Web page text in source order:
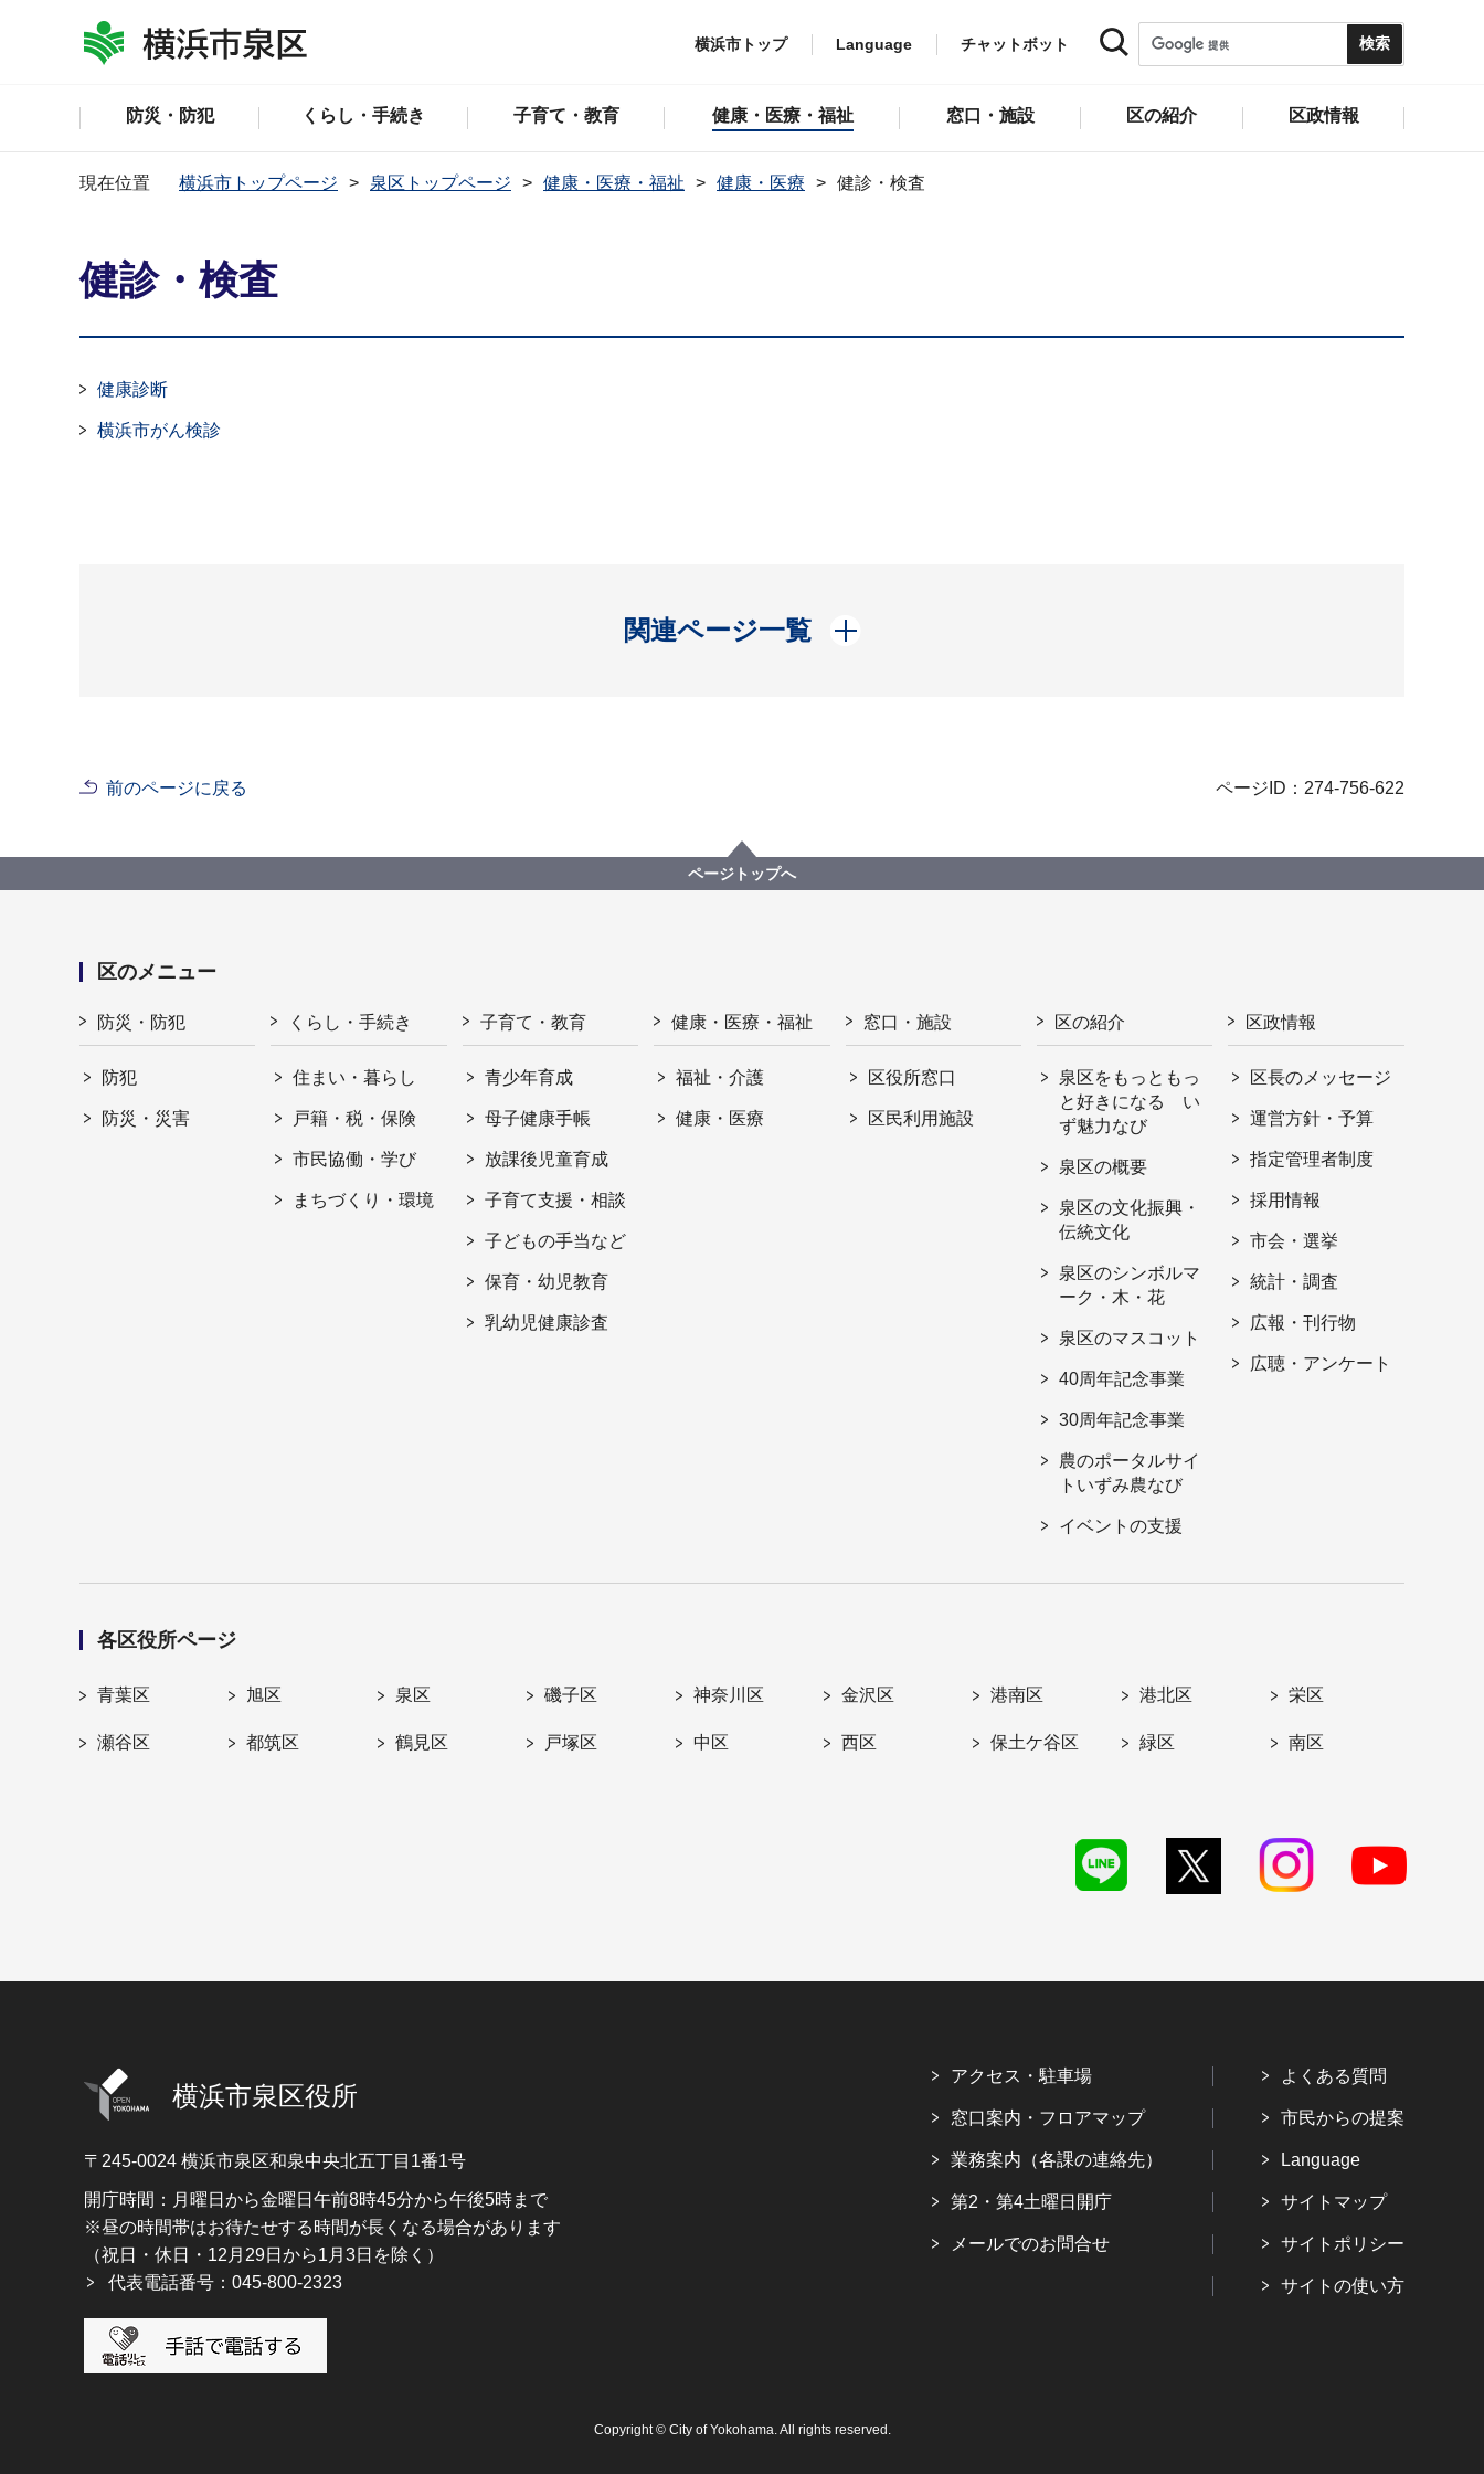
横浜市トップ Language チャットボット
防災・防犯 くらし・手続き 子育て・教育 健康・医療・福祉 窓口・施設 区の紹介 区政情報
現在位置 横浜市トップページ 泉区トップページ 健康・医療・福祉 健康・医療 健診・検査
健診・検査
健康診断
横浜市がん検診
関連ページ一覧
開く
前のページに戻る ページID：274-756-622
ページトップへ
区のメニュー
防災・防犯
防犯
防災・災害
くらし・手続き
住まい・暮らし
戸籍・税・保険
市民協働・学び
まちづくり・環境
子育て・教育
青少年育成
母子健康手帳
放課後児童育成
子育て支援・相談
子どもの手当など
保育・幼児教育
乳幼児健康診査
健康・医療・福祉
福祉・介護
健康・医療
窓口・施設
区役所窓口
区民利用施設
区の紹介
泉区をもっともっ
と好きになる い
ず魅力なび
泉区の概要
泉区の文化振興・
伝統文化
泉区のシンボルマ
ーク・木・花
泉区のマスコット
40周年記念事業
30周年記念事業
農のポータルサイ
トいずみ農なび
イベントの支援
区政情報
区長のメッセージ
運営方針・予算
指定管理者制度
採用情報
市会・選挙
統計・調査
広報・刊行物
広聴・アンケート
各区役所ページ
青葉区 旭区 泉区 磯子区 神奈川区 金沢区 港南区 港北区 栄区
瀬谷区 都筑区 鶴見区 戸塚区 中区 西区 保土ケ谷区 緑区 南区
横浜市泉区役所
〒245-0024 横浜市泉区和泉中央北五丁目1番1号
開庁時間：月曜日から金曜日午前8時45分から午後5時まで
※昼の時間帯はお待たせする時間が長くなる場合があります
（祝日・休日・12月29日から1月3日を除く）
代表電話番号：045-800-2323
アクセス・駐車場
窓口案内・フロアマップ
業務案内（各課の連絡先）
第2・第4土曜日開庁
メールでのお問合せ
よくある質問
市民からの提案
Language
サイトマップ
サイトポリシー
サイトの使い方
Copyright © City of Yokohama. All rights reserved.